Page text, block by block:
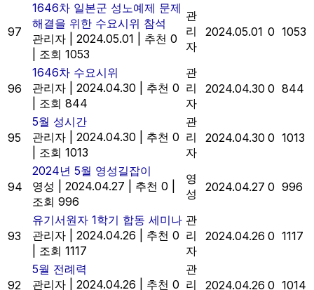
97
1646차 일본군 성노예제 문제
해결을 위한 수요시위 참석
관리자
2024.05.01
추천 0
조회 1053
관
리
자
2024.05.01 0 1053
96
1646차 수요시위
관리자
2024.04.30
추천 0
조회 844
관
리
자
2024.04.30 0 844
95
5월 성시간
관리자
2024.04.30
추천 0
조회 1013
관
리
자
2024.04.30 0 1013
94
2024년 5월 영성길잡이
영성
2024.04.27 추천 0
조회 996
영
성
2024.04.27 0 996
93
유기서원자 1학기 합동 세미나
관리자
2024.04.26
추천 0
조회 1117
관
리
자
2024.04.26 0 1117
92
5월 전례력
관리자
2024.04.26
추천 0
관
리
2024.04.26 0 1014